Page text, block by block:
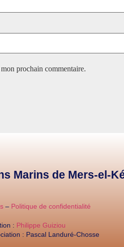
prochain commentaire.
Marins de Mers-el-
– Politique de confidentialité
: Philippe Guiziou
: Pascal Landuré-Chosse